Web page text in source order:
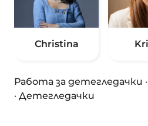
Christina
Работа за детегледачки ·
· Детегледачки